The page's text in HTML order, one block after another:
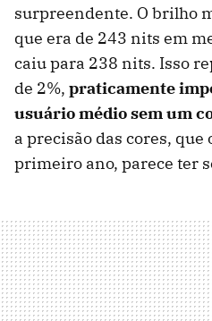
surpreendente. O brilho
que era de 243 nits em
caiu para 238 nits. Isso
de 2%, praticamente
usuário médio sem um
a precisão das cores,
primeiro ano, parece ter